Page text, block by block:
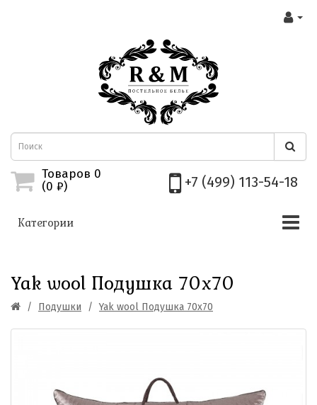
Товаров 0
(0 ₽) +7 (499) 113-54-18
Категории
Yak wool Подушка 70х70
Подушки Yak wool Подушка 70х70